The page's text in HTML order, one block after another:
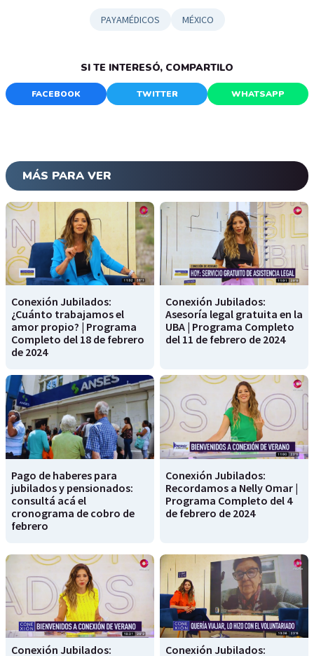
PAYAMÉDICOS MÉXICO
SI TE INTERESÓ, COMPARTILO
FACEBOOK TWITTER WHATSAPP
MÁS PARA VER
Conexión Jubilados:
¿Cuánto trabajamos el
amor propio? | Programa
Completo del 18 de febrero
de 2024
Conexión Jubilados:
Asesoría legal gratuita en la
UBA | Programa Completo
del 11 de febrero de 2024
Pago de haberes para
jubilados y pensionados:
consultá acá el
cronograma de cobro de
febrero
Conexión Jubilados:
Recordamos a Nelly Omar |
Programa Completo del 4
de febrero de 2024
Conexión Jubilados:
Conexión Jubilados: